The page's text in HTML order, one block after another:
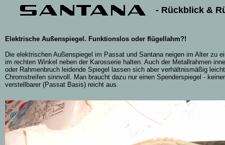
- Rückblick &
Elektrische Außenspiegel. Funktionslos oder flügellahm?!
Die elektrischen Außenspiegel im Passat und Santana neigen im Alter zu
im rechten Winkel neben der Karosserie halten. Auch der Metallrahmen
oder Rahmenbruch leidende Spiegel lassen sich aber verhältnismäßig
Chromstreifen sinnvoll. Man braucht dazu nur einen Spenderspiegel -
verstellbarer (Passat Basis) reicht aus.